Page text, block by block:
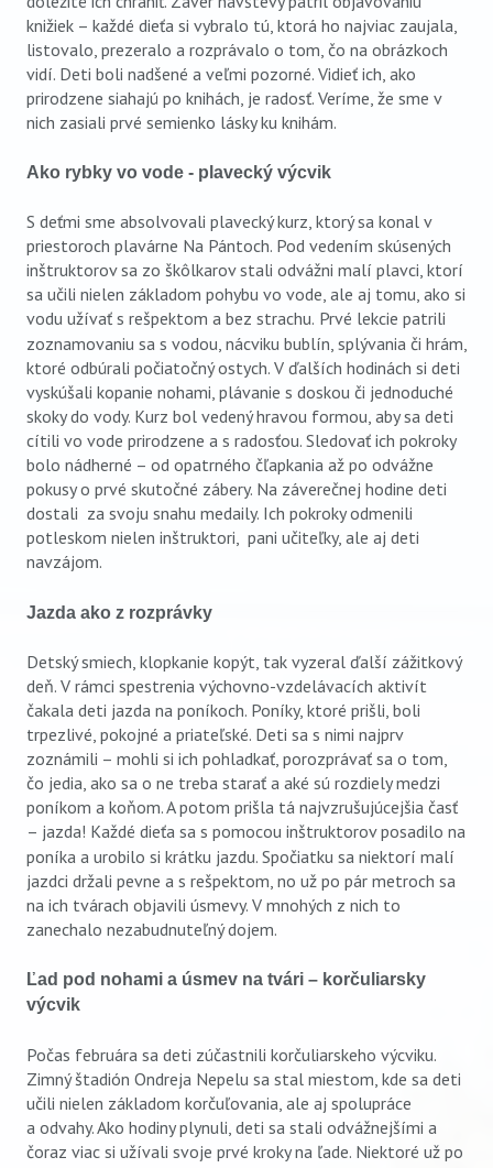
knižiek – každé dieťa si vybralo tú, ktorá ho najviac zaujala,
listovalo, prezeralo a rozprávalo o tom, čo na obrázkoch
vidí. Deti boli nadšené a veľmi pozorné. Vidieť ich, ako
prirodzene siahajú po knihách, je radosť. Veríme, že sme v
nich zasiali prvé semienko lásky ku knihám.
Ako rybky vo vode - plavecký výcvik
S deťmi sme absolvovali plavecký kurz, ktorý sa konal v
priestoroch plavárne Na Pántoch. Pod vedením skúsených
inštruktorov sa zo škôlkarov stali odvážni malí plavci, ktorí
sa učili nielen základom pohybu vo vode, ale aj tomu, ako si
vodu užívať s rešpektom a bez strachu. Prvé lekcie patrili
zoznamovaniu sa s vodou, nácviku bublín, splývania či hrám,
ktoré odbúrali počiatočný ostych. V ďalších hodinách si deti
vyskúšali kopanie nohami, plávanie s doskou či jednoduché
skoky do vody. Kurz bol vedený hravou formou, aby sa deti
cítili vo vode prirodzene a s radosťou. Sledovať ich pokroky
bolo nádherné – od opatrného čľapkania až po odvážne
pokusy o prvé skutočné zábery. Na záverečnej hodine deti
dostali za svoju snahu medaily. Ich pokroky odmenili
potleskom nielen inštruktori, pani učiteľky, ale aj deti
navzájom.
Jazda ako z rozprávky
Detský smiech, klopkanie kopýt, tak vyzeral ďalší zážitkový
deň. V rámci spestrenia výchovno-vzdelávacích aktivít
čakala deti jazda na poníkoch. Poníky, ktoré prišli, boli
trpezlivé, pokojné a priateľské. Deti sa s nimi najprv
zoznámili – mohli si ich pohladkať, porozprávať sa o tom,
čo jedia, ako sa o ne treba starať a aké sú rozdiely medzi
poníkom a koňom. A potom prišla tá najvzrušujúcejšia časť
– jazda! Každé dieťa sa s pomocou inštruktorov posadilo na
poníka a urobilo si krátku jazdu. Spočiatku sa niektorí malí
jazdci držali pevne a s rešpektom, no už po pár metroch sa
na ich tvárach objavili úsmevy. V mnohých z nich to
zanechalo nezabudnuteľný dojem.
Ľad pod nohami a úsmev na tvári – korčuliarsky
výcvik
Počas februára sa deti zúčastnili korčuliarskeho výcviku.
Zimný štadión Ondreja Nepelu sa stal miestom, kde sa deti
učili nielen základom korčuľovania, ale aj spolupráce
a odvahy. Ako hodiny plynuli, deti sa stali odvážnejšími a
čoraz viac si užívali svoje prvé kroky na ľade. Niektoré už po